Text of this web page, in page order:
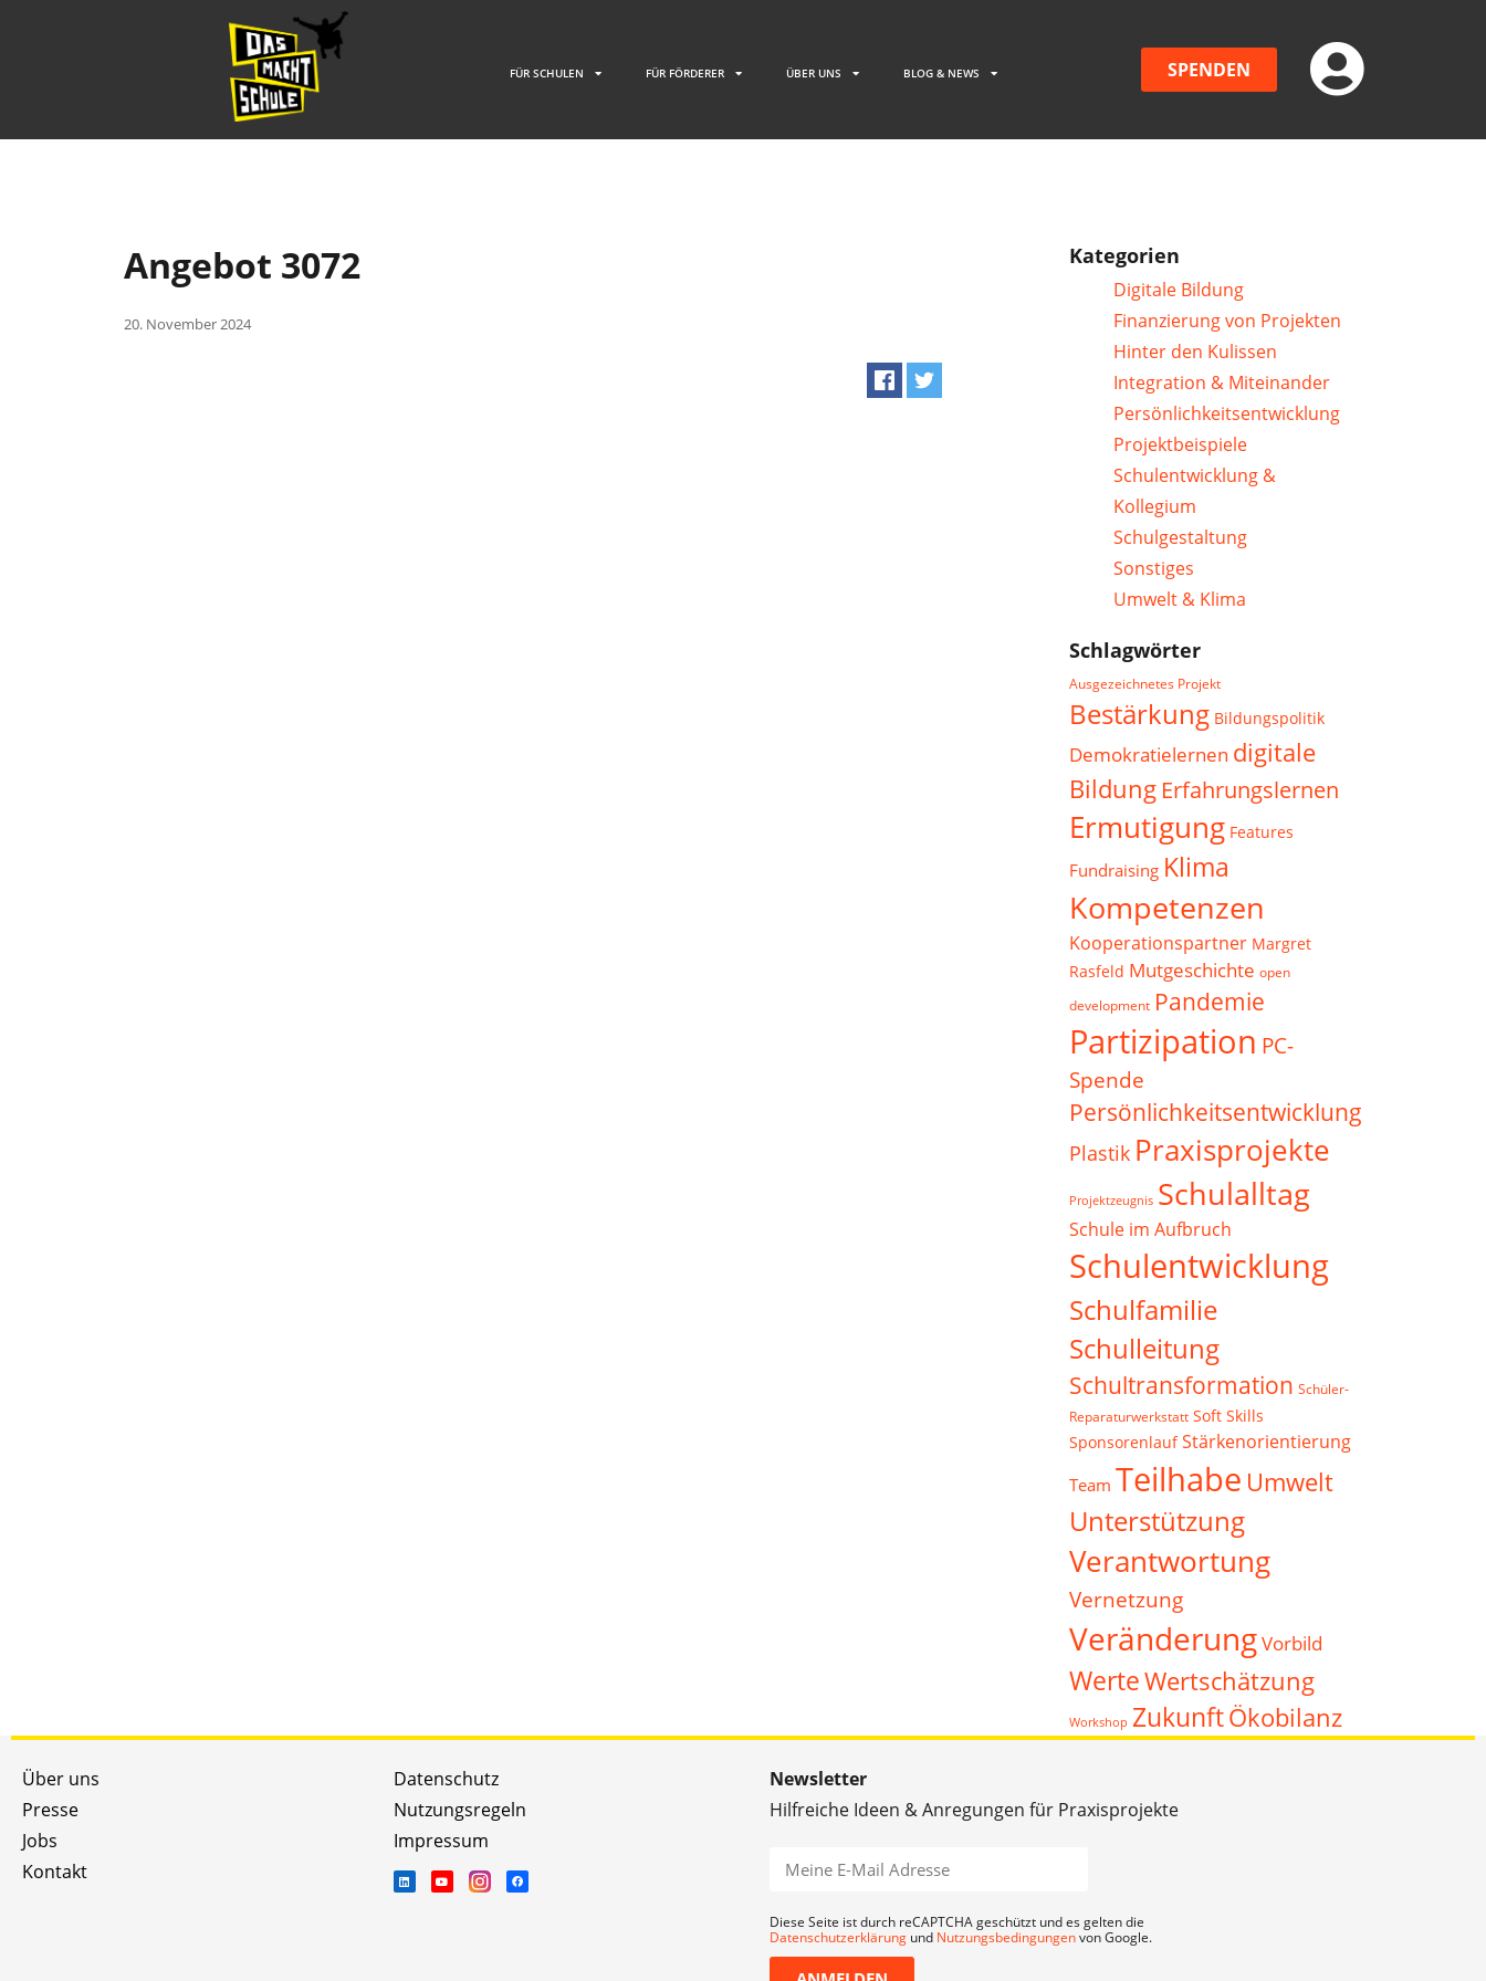
FÜR SCHULEN FÜR FÖRDERER ÜBER UNS BLOG & NEWS SPENDEN
Angebot 3072
20. November 2024
Kategorien
Digitale Bildung
Finanzierung von Projekten
Hinter den Kulissen
Integration & Miteinander
Persönlichkeitsentwicklung
Projektbeispiele
Schulentwicklung &
Kollegium
Schulgestaltung
Sonstiges
Umwelt & Klima
Schlagwörter
Ausgezeichnetes Projekt
Bestärkung Bildungspolitik
Demokratielernen digitale
Bildung Erfahrungslernen
Ermutigung Features
Fundraising Klima
Kompetenzen
Kooperationspartner Margret
Rasfeld Mutgeschichte open
development Pandemie
Partizipation PC-
Spende
Persönlichkeitsentwicklung
Plastik Praxisprojekte
Projektzeugnis Schulalltag
Schule im Aufbruch
Schulentwicklung
Schulfamilie
Schulleitung
Schultransformation Schüler-
Reparaturwerkstatt Soft Skills
Sponsorenlauf Stärkenorientierung
Team Teilhabe Umwelt
Unterstützung
Verantwortung
Vernetzung
VeränderungVorbild
WerteWertschätzung
Workshop ZukunftÖkobilanz
Über uns
Presse
Jobs
Kontakt
Datenschutz
Nutzungsregeln
Impressum
Newsletter
Hilfreiche Ideen & Anregungen für Praxisprojekte
Diese Seite ist durch reCAPTCHA geschützt und es gelten die
Datenschutzerklärung und Nutzungsbedingungenvon Google.